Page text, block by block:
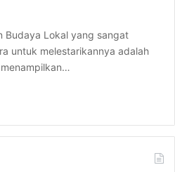
Budaya Lokal yang sangat
untuk melestarikannya adalah